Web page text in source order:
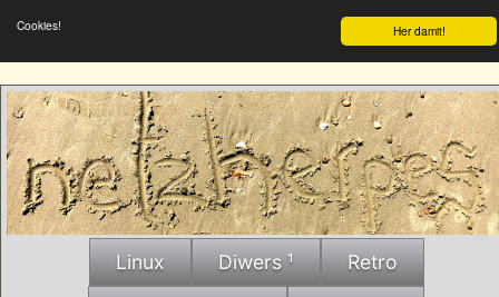
Her damit!
Cookies!
Linux Diwers ¹ Retro